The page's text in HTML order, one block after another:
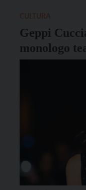
Geppi
monologo